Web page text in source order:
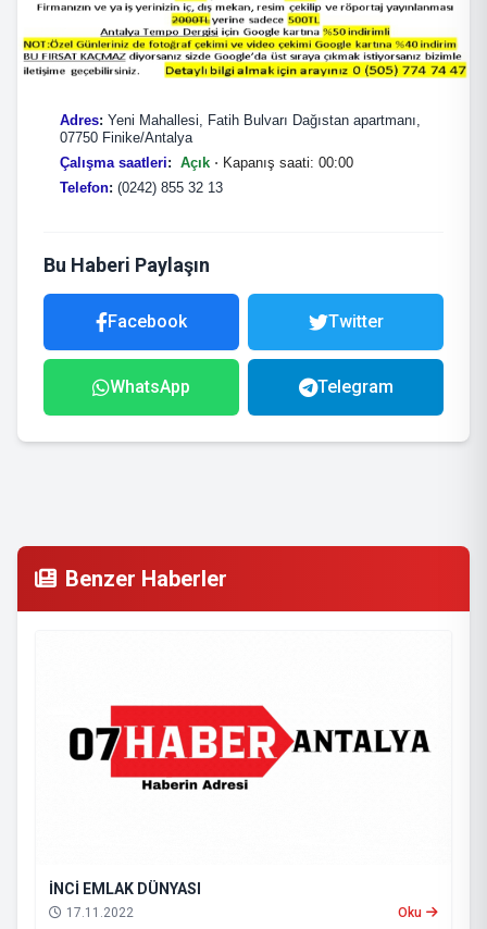
Adres: Yeni Mahallesi, Fatih Bulvarı Dağıstan apartmanı,
07750 Finike/Antalya
Çalışma saatleri: Açık ⋅ Kapanış saati: 00:00
Telefon: (0242) 855 32 13
Bu Haberi Paylaşın
Facebook Twitter
WhatsApp Telegram
Benzer Haberler
İNCİ EMLAK DÜNYASI
17.11.2022 Oku